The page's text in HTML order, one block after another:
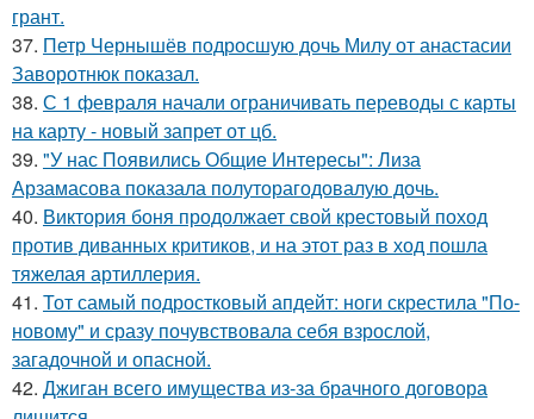
грант.
37. Петр Чернышёв подросшую дочь Милу от анастасии
Заворотнюк показал.
38. С 1 февраля начали ограничивать переводы с карты
на карту - новый запрет от цб.
39. "У нас Появились Общие Интересы": Лиза
Арзамасова показала полуторагодовалую дочь.
40. Виктория боня продолжает свой крестовый поход
против диванных критиков, и на этот раз в ход пошла
тяжелая артиллерия.
41. Тот самый подростковый апдейт: ноги скрестила "По-
новому" и сразу почувствовала себя взрослой,
загадочной и опасной.
42. Джиган всего имущества из-за брачного договора